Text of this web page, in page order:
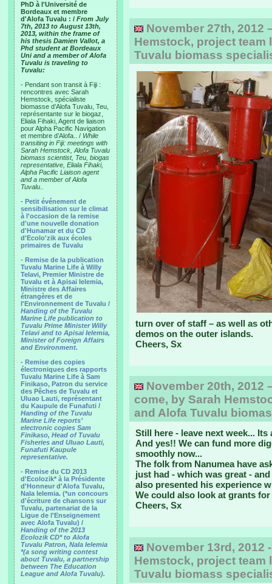
PhD à l'Université de
Bordeaux et membre
d'Alofa Tuvalu : / From July
7th, 2013 to August 13th,
2013, within the frame of
his thesis Damien Vallot, a
Phd student at Bordeaux
Uni and a member of Alofa
Tuvalu is traveling to
Tuvalu:
- Pendant son transit à Fiji :
rencontres avec Sarah
Hemstock, spécialiste
biomasse d’Alofa Tuvalu, Teu,
représentante sur le biogaz,
Eliala Fihaki, Agent de liaison
pour Alpha Pacific Navigation
et membre d’Alofa.. / While
transiting in Fiji: meetings with
Sarah Hemstock, Alofa Tuvalu
biomass scientist, Teu, biogas
representative, Eliala Fihaki,
Alpha Pacific Liaison agent
and a member of Alofa
Tuvalu..
- Petit événement de
sensibilisation sur le climat
à l'occasion de la remise
d'une nouvelle donation
d'Hunamar et du CD
d'Ecolo'zik aux écoles
primaires de Tuvalu
- Remise de la publication
Tuvalu Marine Life à Willy
Telavi, Premier Ministre de
Tuvalu et à Apisai Ielemia,
Ministre des Affaires
étrangères et de
l'Environnement de Tuvalu /
Handing of the Tuvalu
Marine Life publication to
Tuvalu Prime Minister Willy
Telavi and to Apisai Ielemia,
Minister of Foreign Affairs
and Environment.
- Remise des copies
électroniques des rapports
Tuvalu Marine Life à Sam
Finikaso, Patron du service
des Pêches de Tuvalu et
Uluao Lauti, représentant
du Kaupule de Funafuti /
Handing of the Tuvalu
Marine Life reports’
electronic copies Sam
Finikaso, Head of Tuvalu
Fisheries and Uluao Lauti,
Funafuti Kaupule
representative.
- Remise du CD 2013
d'Ecolozik* à la Présidente
d'Honneur d'Alofa Tuvalu,
Nala Ielemia. (*un concours
d'écriture de chansons sur
Tuvalu, partenariat de la
Ligue de l'Enseignement
avec Alofa Tuvalu) /
Handing of the 2013
Ecolozik CD* to Alofa
Tuvalu Patron, Nala Ielemia
*(a song writing contest
about Tuvalu, a partnership
between The Education
League and Alofa Tuvalu).
November 27th, 2012
Hemstock, project team
Tuvalu biomass
turn over of staff – as well as
demos on the outer islands.
Cheers, Sx
November 20th, 2012
come, by Sarah
and Alofa Tuvalu
Still here - leave next week... Its
And yes!! We can fund more
smoothly now...
The folk from Nanumea have
just had - which was great -
also presented his experience
We could also look at grants
Cheers, Sx
November 13rd, 2012
Hemstock, project team
Tuvalu biomass